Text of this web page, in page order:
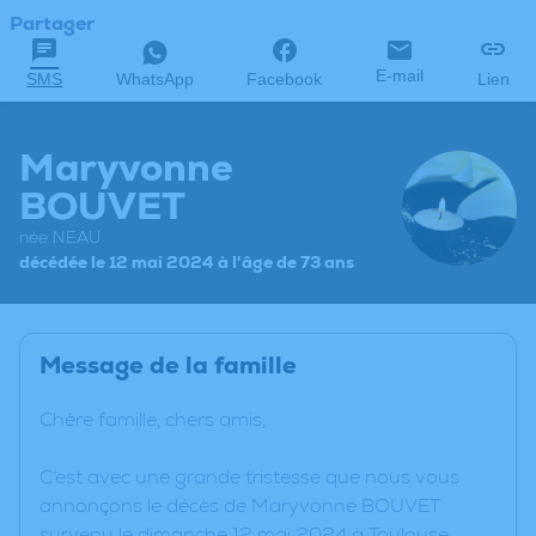
Partager
SMS WhatsApp Facebook E-mail Lien
Maryvonne
BOUVET
née NEAU
décédée le 12 mai 2024 à l'âge de 73 ans
Message de la famille
Chère famille, chers amis,
C’est avec une grande tristesse que nous vous
annonçons le décès de Maryvonne BOUVET